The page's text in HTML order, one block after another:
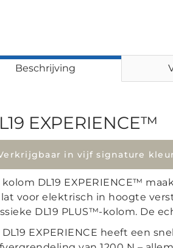
Beschrijving
EXPERIENCE™
in vijf signature
kolom DL19 EXPERIENCE™
voor elektrisch in hoogte
DL19 PLUS™-kolom. De
DL19 EXPERIENCE heeft een